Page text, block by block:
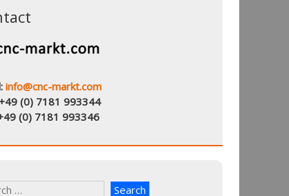
info@cnc-markt.com
(0) 7181 993344
(0) 7181 993346